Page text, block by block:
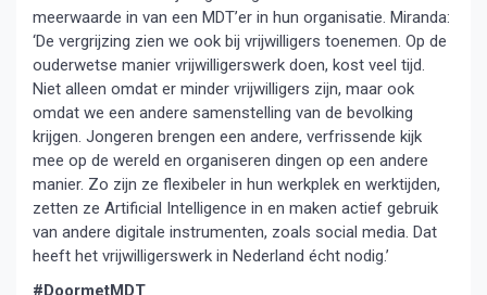
meerwaarde in van een MDT’er in hun organisatie. Miranda:
‘De vergrijzing zien we ook bij vrijwilligers toenemen. Op de
ouderwetse manier vrijwilligerswerk doen, kost veel tijd.
Niet alleen omdat er minder vrijwilligers zijn, maar ook
omdat we een andere samenstelling van de bevolking
krijgen. Jongeren brengen een andere, verfrissende kijk
mee op de wereld en organiseren dingen op een andere
manier. Zo zijn ze flexibeler in hun werkplek en werktijden,
zetten ze Artificial Intelligence in en maken actief gebruik
van andere digitale instrumenten, zoals social media. Dat
heeft het vrijwilligerswerk in Nederland écht nodig.’
#DoormetMDT